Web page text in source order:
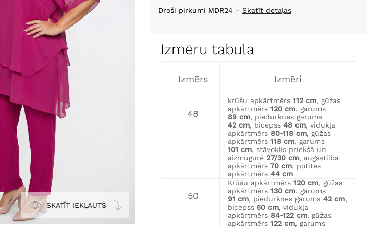
SKATĪT IEKĻAUTS
Droši pirkumi MDR24 – Skatīt detaļas
Izmēru tabula
Izmērs Izmēri
48
krūšu apkārtmērs 112 cm, gūžas
apkārtmērs 120 cm, garums
89 cm, piedurknes garums
42 cm, bicepss 48 cm, vidukļa
apkārtmērs 80-118 cm, gūžas
apkārtmērs 118 cm, garums
101 cm, stāvoklis priekšā un
aizmugurē 27/30 cm, augšstilba
apkārtmērs 70 cm, potītes
apkārtmērs 44 cm
50
Krūšu apkārtmērs 120 cm, gūžas
apkārtmērs 130 cm, garums
91 cm, piedurknes garums 42 cm,
bicepss 50 cm, vidukļa
apkārtmērs 84-122 cm, gūžas
apkārtmērs 122 cm, garums